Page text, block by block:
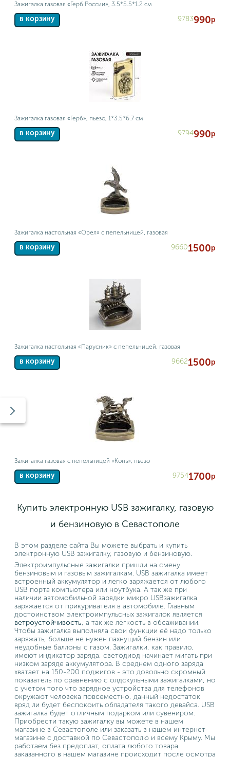
Зажигалка газовая «Герб России», 3.5*5.5*1.2 см
в корзину 9783990р
Зажигалка газовая «Герб», пьезо, 1*3.5*6.7 см
в корзину 9794990р
Зажигалка настольная «Орел» с пепельницей, газовая
в корзину 96601500р
Зажигалка настольная «Парусник» с пепельницей, газовая
в корзину 96621500р
Зажигалка газовая с пепельницей «Конь», пьезо
в корзину 97541700р
Купить электронную USB зажигалку, газовую
и бензиновую в Севастополе
В этом разделе сайта Вы можете выбрать и купить
электронную USB зажигалку, газовую и бензиновую.
Электроимпульсные зажигалки пришли на смену
бензиновым и газовым зажигалкам. USB зажигалка имеет
встроенный аккумулятор и легко заряжается от любого
USB порта компьютера или ноутбука. А так же при
наличии автомобильной зарядки микро USBзажигалка
заряжается от прикуривателя в автомобиле. Главным
достоинством электроимпульсных зажигалок является
ветроустойчивость, а так же лёгкость в обсаживании.
Чтобы зажигалка выполняла свои функции её надо только
заряжать, больше не нужен пахнущий бензин или
неудобные баллоны с газом. Зажигалки, как правило,
имеют индикатор заряда, светодиод начинает мигать при
низком заряде аккумулятора. В среднем одного заряда
хватает на 150-200 поджигов - это довольно скромный
показатель по сравнению с олдскульными зажигалками, но
с учетом того что зарядное устройства для телефонов
окружают человека повсеместно, данный недостаток
вряд ли будет беспокоить обладателя такого девайса. USB
зажигалка будет отличным подарком или сувениром.
Приобрести такую зажигалку вы можете в нашем
магазине в Севастополе или заказать в нашем интернет-
магазине с доставкой по Севастополю и всему Крыму. Мы
работаем без предоплат, оплата любого товара
заказанного в нашем магазине происходит после осмотра